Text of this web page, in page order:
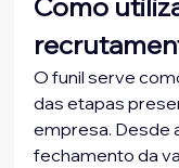
Como
O funil serve
das etapas
empresa. Desde
fechamento da